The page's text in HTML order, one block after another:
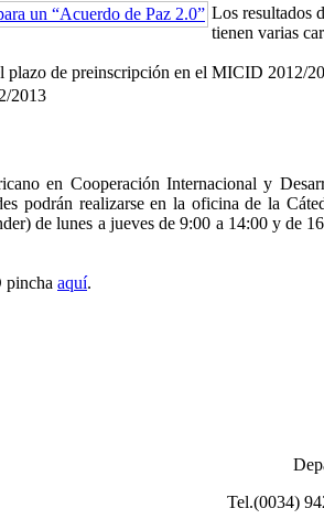
Los resultados
tienen varias
plazo de preinscripción en el MICID 2012/
2013
en Cooperación Internacional y
podrán realizarse en la oficina de la
de lunes a jueves de 9:00 a 14:00 y
pincha aquí.
Tel.(0034)